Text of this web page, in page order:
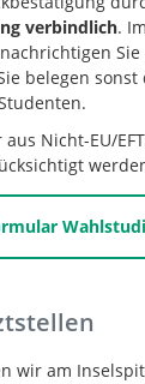
verbindlich.
belegen
aus Nicht-EU/
wir am